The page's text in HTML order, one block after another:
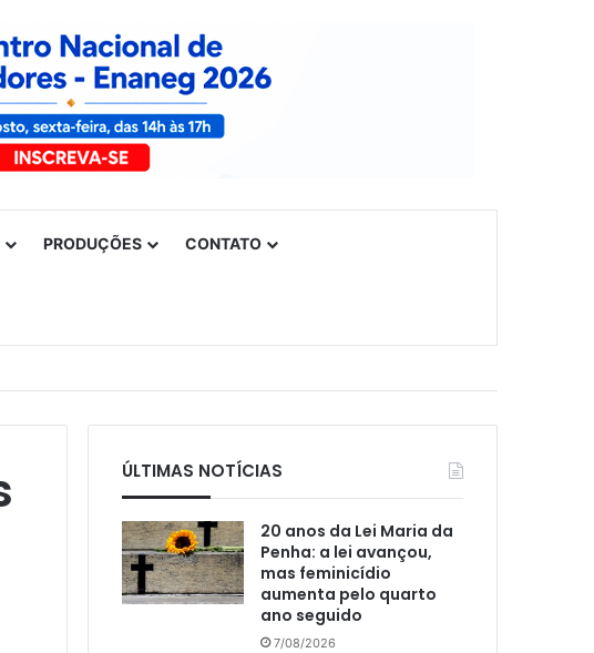
PRODUÇÕES CONTATO
ÚLTIMAS NOTÍCIAS
20 anos da Lei Maria da
Penha: a lei avançou,
mas feminicídio
aumenta pelo quarto
ano seguido
7/08/2026